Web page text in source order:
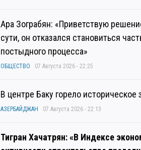
Ара Зограбян: «Приветствую
сути, он отказался становиться
постыдного процесса»
ОБЩЕСТВО 07 Августа 2026 - 22:25
В центре Баку горело историческое
АЗЕРБАЙДЖАН 07 Августа 2026 - 22:13
Тигран Хачатрян: «В Индексе